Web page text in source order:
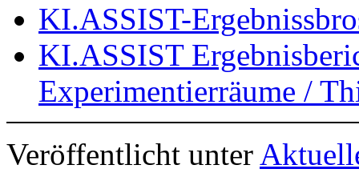
KI.ASSIST-
KI.ASSIST
Experimentierräume /
Veröffentlicht unter